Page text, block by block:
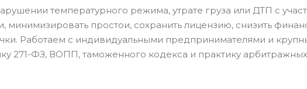
температурного режима, утрате груза или ДТП с
минимизировать простои, сохранить лицензию, снизить
Работаем с индивидуальными предпринимателями и
271-ФЗ, ВОПП, таможенного кодекса и практику